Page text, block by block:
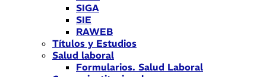
SIGA
SIE
RAWEB
Títulos y Estudios
Salud laboral
Formularios. Salud Laboral